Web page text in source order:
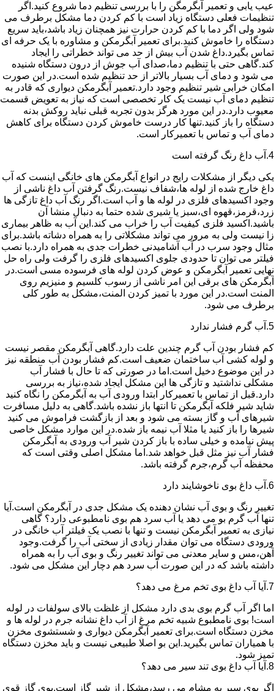
عیب یابی و تعمیر آبگرمگن را با بررسی تنظیم دما شروع کنید.اگر
تنظیمات فعلی دستگاه زیاد است با کم کردن دما مشکل برطرف می
شود ولی اگر دما با کم کردن حرارت نیز همچنان زیاد باشد،باید سریع
دستگاه را خاموش کنید.برای تعمیر آبگرمکن و مشاوره با یک حرفه ای
تماس بگیرد.داغ شدن آب بیش از حد می تواند خطراتی را ایجاد
کند.گاهی حتی با تنظیم دما،صدای آب جوش از درون دستگاه شنیده
می شود و دمای آب بسیار بالاتر از حد تنظیم شده است.در این صورت
امکان خرابی شیر تنظیم وجود دارد.تعمیر آبگرمکن دیواری که قادر به
تنظیم دمای آب نیست یک کار تخصصی است که نیاز به تعویض قسمت
معیوب دارد.در این مورد هرگز بدون تجربه قبلی نباید روکش بدنه
دستگاه را باز کنید.تنها کار درست خاموش کردن دستگاه برای کاهش
دمای آب و تماس با تعمیرکار است.
4.آب داغ رنگ گرفته است
یکی دیگر از مشکلات رایج در انواع آبگرمکن های خانگی اینست که آب
داغ خارج شده از لوله ها،شفاف نیست.رنگ گرفتن آب داغ ناشی از
وجود اکسیدهای فلزی در لوله ها و آب است.اگر رنگ آب داغ تازگی ها
زرد،قرمز،قهوه ای،سبز یا شیری شده حتما به دنبال منشا آن
باشید.اکسید فلزی کیفیت آب را خراب می کند.این آب به ظاهر بیماری
زا نیست ولی به مرور می تواند مشکلاتی را به همراه دشاته باشد.برای
مثال وجود سرب در آب آشامیدنی خطرات جدی به همراه دارد.با نصب
فیلتر می توان تا حدودی جلوی اکسیدهای فلزی را گرفت ولی راه حل
نهایی تعمیر آبگرمکن و عوض کردن لوله های فرسوده مسی است.در
آبگرمکن های برقی این امر ناشی از رسوب کلسیم و منیزیم روی
المنت است.در این مورد با تمیز کردن المنت،مشکل به طور کلی
برطرف می شود.
5.آب گرم فشار ندارد
کم فشار بودن آب گرم چندین علت دارد.گاهی آبگرمکن مقصر نیست
و لوله کشی آب ساختمان ضعیف است.کم فشار بودن آب منطقه نیز
در این موضوع دخیل است.اما در صورتی که تا حال با فشار آب
مشکلی نداشتید و تازگی ها این مشکل ایجاد شده،نیاز به بررسی
دارد.قبل از تماس با تعمیرکار ابتدا ورودی آب به آبگرمکن را نگاه کنید
شاید شیر فلکه آبگرمکن تا انتها باز نشده باشد.گاهی به دلیل مسافرت
شیرهای آب و گاز بسته می شود و بعد از بازگشت فراموش می کنید
شیرها را باز کنید یا مثلا آب نیمه باز شده.در این موارد مشکل خاصی
پیش نیامده و خیلی ساده با باز کردن شیر آب ورودی به آبگرمکن
فشار آب نیز مثل قبل خواهد شد.اما مشکل اصلی وقتی است که
محفظه آب گرم،جرم گرفته باشد.
6.آب داغ بوی ناخوشایند دارد
تغییر رنگ و بوی آب نشان دهنده یک مشکل جدی در آبگرمکن است.آیا
تنها آب گرم بو می دهد یا آب سرد هم بوی نامطبوعی دارد؟ گاهی
نیازی به تعمیر آبگرمکن نیست و تنها با نصب یک فیلتر آب خانگی در
ورودی دستگاه می توان مقدار زیادی از سختی آب را گرفت.وجود
آهن،مس و سایر معدنی می تواند تغییر رنگ و بوی آب را به همراه
داشته باشد که در این صورت آب سرد هم دچار این مشکل می شود.
7.آیا آب داغ بوی تخم مرغ می دهد؟
اما اگر آب گرم بوی بدی دارد مشکل از غلظت بالای سولفات در لوله
است! بوی نامطبوع شبیه تخم مرغ از آب داغ نشانه جرم در لوله ها و
مخزن دستگاه است.برای تعمیر آبگرمکن دیواری و شستشوی مخزن
با همیاران تماس بگیرید.این بو اصلا طبیعی نیست و باید مخزن دستگاه
تمیز شود.
8.آیا آب داغ بوی تند سیر می دهد؟
اگر بوی سیر به مشام می رسد،مشکل از شیر گاز است.بوی گاز قوی